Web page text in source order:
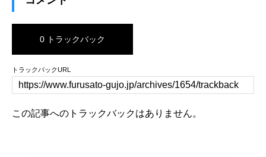
0 トラックバック
トラックバックURL
この記事へのトラックバックはありません。